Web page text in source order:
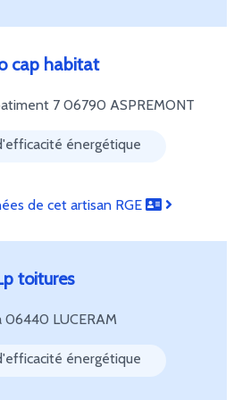
cap habitat
7 06790 ASPREMONT
énergétique
de cet artisan RGE
toitures
06440 LUCERAM
énergétique